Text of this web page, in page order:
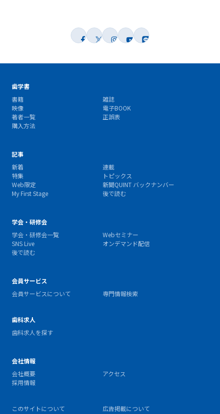
歯学書
書籍
雑誌
映像
電子BOOK
著者一覧
正誤表
購入方法
記事
新着
連載
特集
トピックス
Web限定
新聞QUINT バックナンバー
My First Stage
後で読む
学会・研修会
学会・研修会一覧
Webセミナー
SNS Live
オンデマンド配信
後で読む
会員サービス
会員サービスについて
専門情報検索
歯科求人
歯科求人を探す
会社情報
会社概要
アクセス
採用情報
このサイトについて
広告掲載について